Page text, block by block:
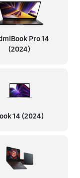
Pro 14
(2024)
14 (2024)